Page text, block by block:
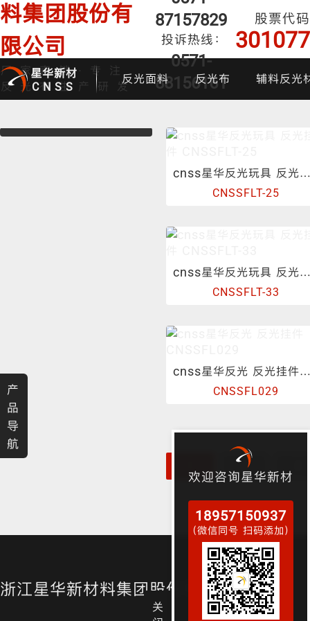
料集团股份有
限公司
厂家直销·专注
反光布生产研发
87157829
投诉热线：
0571-
88156161
股票代码
301077
星华新材
CNSS
反光面料
渐变反光面料
反光布 辅料反光
彩色反光布
cnss星华反光玩具 反光挂件 CNSSFLT-25
CNSSFLT-25
cnss星华反光玩具 反光挂件 CNSSFLT-33
CNSSFLT-33
cnss星华反光 反光挂件CNSSFL029
CNSSFL029
浙江星华新材料集团股份有限公司
产
品
导
航
关
欢迎咨询星华新材
18957150937
（微信同号 扫码添加）